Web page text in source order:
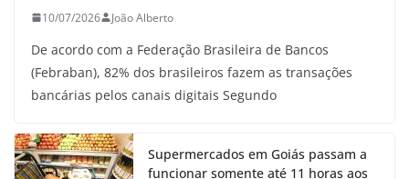
10/07/2026 João Alberto
De acordo com a Federação Brasileira de Bancos
(Febraban), 82% dos brasileiros fazem as transações
bancárias pelos canais digitais Segundo
Supermercados em Goiás passam a
funcionar somente até 11 horas aos